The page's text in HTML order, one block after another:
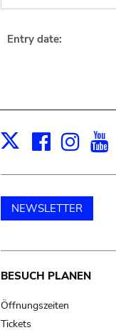
Entry date:
X
NEWSLETTER
Main
navigation
BESUCH PLANEN
Öffnungszeiten
Tickets